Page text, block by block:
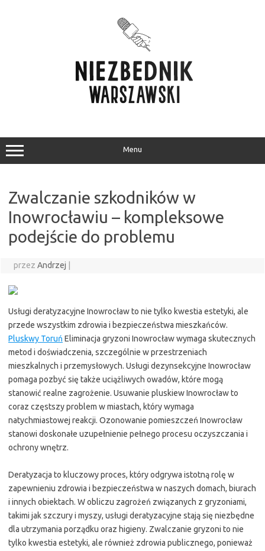
Menu
Zwalczanie szkodników w
Inowrocławiu – kompleksowe
podejście do problemu
przez Andrzej
Usługi deratyzacyjne Inowrocław to nie tylko kwestia estetyki, ale
przede wszystkim zdrowia i bezpieczeństwa mieszkańców.
Pluskwy Toruń Eliminacja gryzoni Inowrocław wymaga skutecznych
metod i doświadczenia, szczególnie w przestrzeniach
mieszkalnych i przemysłowych. Usługi dezynsekcyjne Inowrocław
pomaga pozbyć się także uciążliwych owadów, które mogą
stanowić realne zagrożenie. Usuwanie pluskiew Inowrocław to
coraz częstszy problem w miastach, który wymaga
natychmiastowej reakcji. Ozonowanie pomieszczeń Inowrocław
stanowi doskonałe uzupełnienie pełnego procesu oczyszczania i
ochrony wnętrz.
Deratyzacja to kluczowy proces, który odgrywa istotną rolę w
zapewnieniu zdrowia i bezpieczeństwa w naszych domach, biurach
i innych obiektach. W obliczu zagrożeń związanych z gryzoniami,
takimi jak szczury i myszy, usługi deratyzacyjne stają się niezbędne
dla utrzymania porządku oraz higieny. Zwalczanie gryzoni to nie
tylko kwestia estetyki, ale również zdrowia publicznego, ponieważ